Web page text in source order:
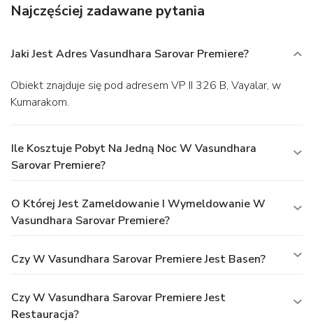
Najczęściej zadawane pytania
Jaki Jest Adres Vasundhara Sarovar Premiere?
Obiekt znajduje się pod adresem VP II 326 B, Vayalar, w
Kumarakom.
Ile Kosztuje Pobyt Na Jedną Noc W Vasundhara
Sarovar Premiere?
O Której Jest Zameldowanie I Wymeldowanie W
Vasundhara Sarovar Premiere?
Czy W Vasundhara Sarovar Premiere Jest Basen?
Czy W Vasundhara Sarovar Premiere Jest
Restauracja?